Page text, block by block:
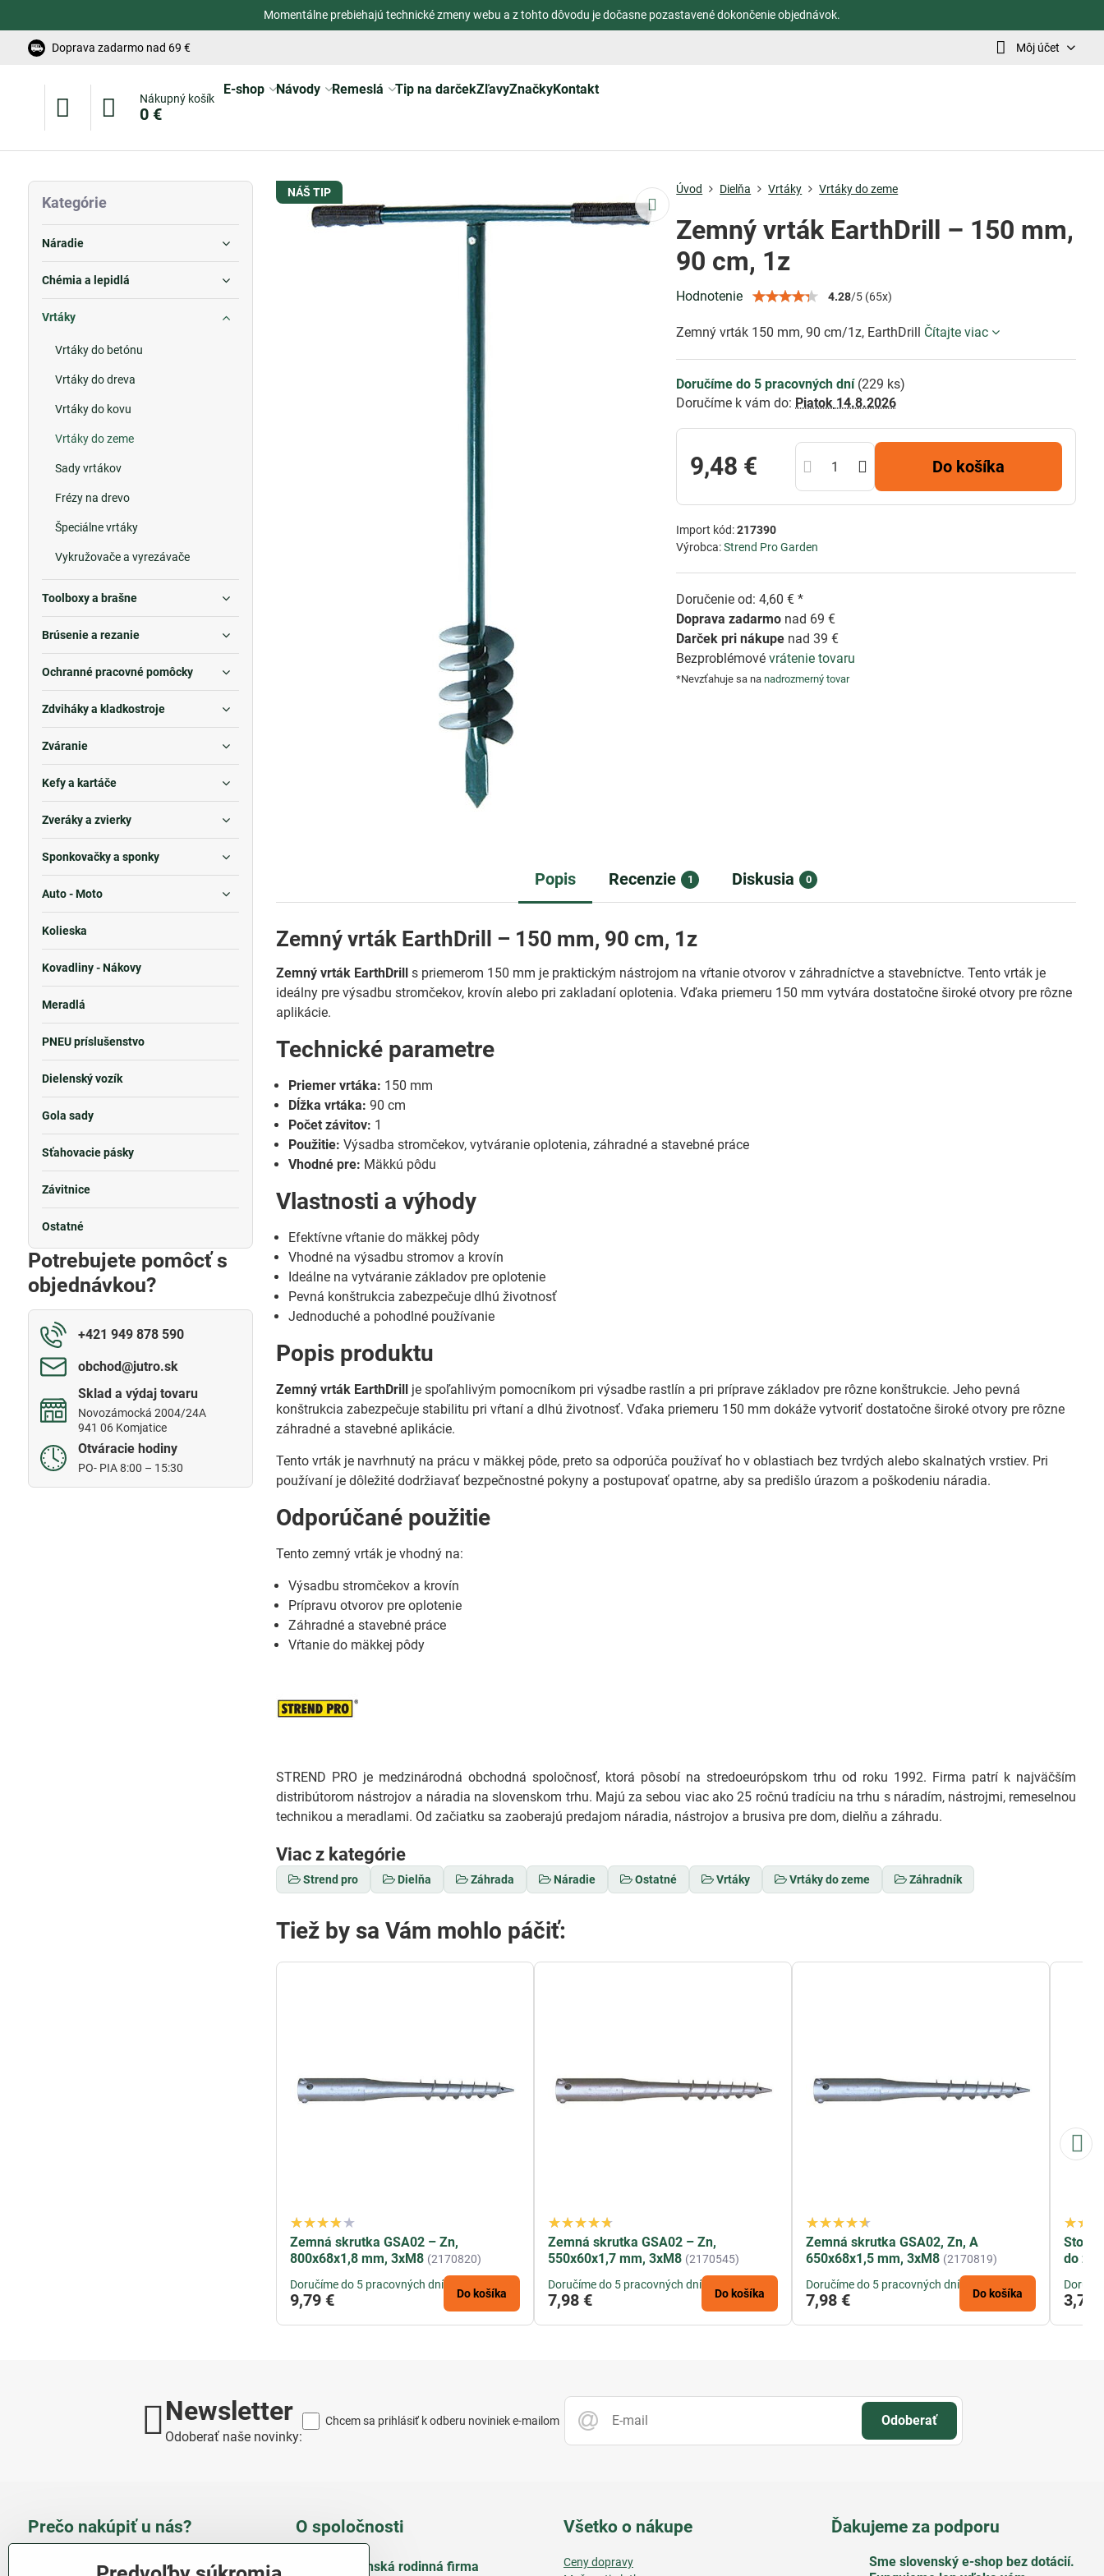
Momentálne prebiehajú technické zmeny webu a z tohto dôvodu je dočasne pozastavené dokončenie objednávok.
Doprava zadarmo nad 69 € Môj účet
Nákupný košík
0 €
E-shop Návody Remeslá Tip na darčekZľavyZnačkyKontakt
NÁŠ TIP Úvod Dielňa Vrtáky Vrtáky do zeme
Zemný vrták EarthDrill – 150 mm,
90 cm, 1z
Hodnotenie 4.28/5 (65x)
Zemný vrták 150 mm, 90 cm/1z, EarthDrill Čítajte viac
Doručíme do 5 pracovných dní (229 ks)
Doručíme k vám do: Piatok 14.8.2026
9,48 € Do košíka
Import kód:217390
Výrobca:Strend Pro Garden
Doručenie od: 4,60 € *
Doprava zadarmo nad 69 €
Darček pri nákupe nad 39 €
Bezproblémovévrátenie tovaru
*Nevzťahuje sa nanadrozmerný tovar
Popis Recenzie 1 Diskusia 0
Zemný vrták EarthDrill – 150 mm, 90 cm, 1z
Zemný vrták EarthDrill s priemerom 150 mm je praktickým nástrojom na vŕtanie otvorov v záhradníctve a stavebníctve. Tento vrták je
ideálny pre výsadbu stromčekov, krovín alebo pri zakladaní oplotenia. Vďaka priemeru 150 mm vytvára dostatočne široké otvory pre rôzne
aplikácie.
Technické parametre
Priemer vrtáka: 150 mm
Dĺžka vrtáka: 90 cm
Počet závitov: 1
Použitie: Výsadba stromčekov, vytváranie oplotenia, záhradné a stavebné práce
Vhodné pre: Mäkkú pôdu
Vlastnosti a výhody
Efektívne vŕtanie do mäkkej pôdy
Vhodné na výsadbu stromov a krovín
Ideálne na vytváranie základov pre oplotenie
Pevná konštrukcia zabezpečuje dlhú životnosť
Jednoduché a pohodlné používanie
Popis produktu
Zemný vrták EarthDrill je spoľahlivým pomocníkom pri výsadbe rastlín a pri príprave základov pre rôzne konštrukcie. Jeho pevná
konštrukcia zabezpečuje stabilitu pri vŕtaní a dlhú životnosť. Vďaka priemeru 150 mm dokáže vytvoriť dostatočne široké otvory pre rôzne
záhradné a stavebné aplikácie.
Tento vrták je navrhnutý na prácu v mäkkej pôde, preto sa odporúča používať ho v oblastiach bez tvrdých alebo skalnatých vrstiev. Pri
používaní je dôležité dodržiavať bezpečnostné pokyny a postupovať opatrne, aby sa predišlo úrazom a poškodeniu náradia.
Odporúčané použitie
Tento zemný vrták je vhodný na:
Výsadbu stromčekov a krovín
Prípravu otvorov pre oplotenie
Záhradné a stavebné práce
Vŕtanie do mäkkej pôdy
STREND PRO je medzinárodná obchodná spoločnosť, ktorá pôsobí na stredoeurópskom trhu od roku 1992. Firma patrí k najväčším
distribútorom nástrojov a náradia na slovenskom trhu. Majú za sebou viac ako 25 ročnú tradíciu na trhu s náradím, nástrojmi, remeselnou
technikou a meradlami. Od začiatku sa zaoberajú predajom náradia, nástrojov a brusiva pre dom, dielňu a záhradu.
Viac z kategórie
Strend pro Dielňa Záhrada Náradie Ostatné Vrtáky Vrtáky do zeme Záhradník
Tiež by sa Vám mohlo páčiť:
Zemná skrutka GSA02 – Zn,
800x68x1,8 mm, 3xM8 (2170820)
Doručíme do 5 pracovných dní
9,79 € Do košíka
Zemná skrutka GSA02 – Zn,
550x60x1,7 mm, 3xM8 (2170545)
Doručíme do 5 pracovných dní
7,98 € Do košíka
Zemná skrutka GSA02, Zn, A
650x68x1,5 mm, 3xM8 (2170819)
Doručíme do 5 pracovných dní
7,98 € Do košíka
do
3,70
Kategórie
Náradie
Chémia a lepidlá
Vrtáky
Vrtáky do betónu
Vrtáky do dreva
Vrtáky do kovu
Vrtáky do zeme
Sady vrtákov
Frézy na drevo
Špeciálne vrtáky
Vykružovače a vyrezávače
Toolboxy a brašne
Brúsenie a rezanie
Ochranné pracovné pomôcky
Zdviháky a kladkostroje
Zváranie
Kefy a kartáče
Zveráky a zvierky
Sponkovačky a sponky
Auto - Moto
Kolieska
Kovadliny - Nákovy
Meradlá
PNEU príslušenstvo
Dielenský vozík
Gola sady
Sťahovacie pásky
Závitnice
Ostatné
Potrebujete pomôcť s
objednávkou?
+421 949 878 590
obchod​@jutro​.sk
Sklad a výdaj tovaru
Novozámocká 2004/24A
941 06 Komjatice
Otváracie hodiny
PO- PIA 8:00 – 15:30
Newsletter
Odoberať naše novinky:
Odoberať
Chcem sa prihlásiť k odberu noviniek e-mailom
Prečo nakúpiť u nás?
Takmer 100 % spokojných
O spoločnosti
Slovenská rodinná firma
Všetko o nákupe
Ceny dopravy
Ďakujeme za podporu
Sme slovenský e-shop bez dotácií​.